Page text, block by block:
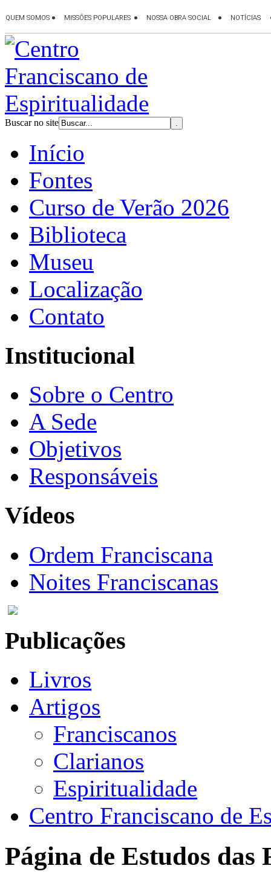
Buscar no site
Início
Fontes
Curso de Verão 2026
Biblioteca
Museu
Localização
Contato
Institucional
Sobre o Centro
A Sede
Objetivos
Responsáveis
Vídeos
Ordem Franciscana
Noites Franciscanas
Publicações
Livros
Artigos
Franciscanos
Clarianos
Espiritualidade
Centro Franciscano de
Página de Estudos das